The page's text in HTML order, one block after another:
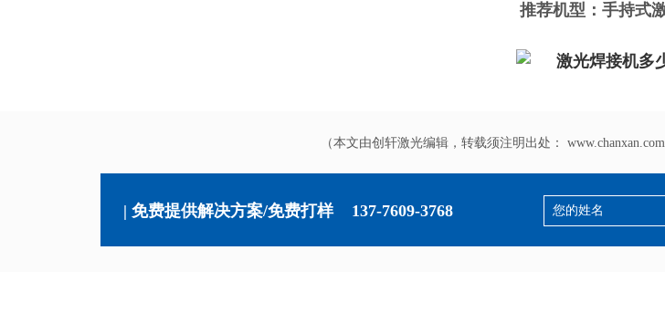
推荐机型： 手持式
（本文由创轩激光编辑，转载须注明出处： www.chanxan.com
| 免费提供解决方案/免费打样 137-7609-3768